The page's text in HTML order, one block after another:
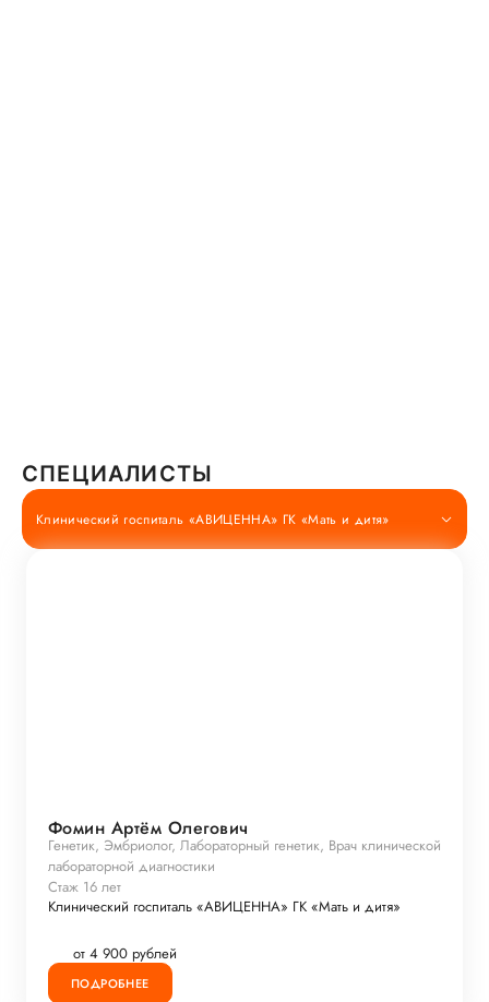
СПЕЦИАЛИСТЫ
Клинический госпиталь «АВИЦЕННА» ГК «Мать и дитя»
Фомин Артём Олегович
Генетик, Эмбриолог, Лабораторный генетик, Врач клинической
лабораторной диагностики
Стаж 16 лет
Клинический госпиталь «АВИЦЕННА» ГК «Мать и дитя»
от 4 900 рублей
ПОДРОБНЕЕ